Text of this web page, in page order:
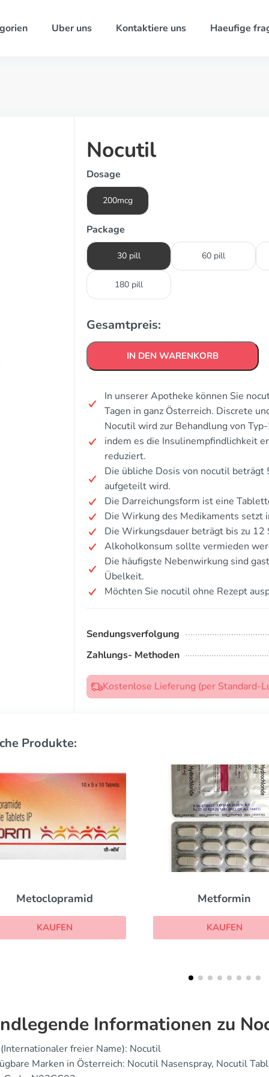
Uber uns Kontaktiere uns Haeufige
Nocutil
Dosage
200mcg
Package
30 pill 60 pill
180 pill
Gesamtpreis:
IN DEN WARENKORB
In unserer Apotheke können Sie
Tagen in ganz Österreich. Discrete
Nocutil wird zur Behandlung von
indem es die Insulinempfindlichkeit
reduziert.
Die übliche Dosis von nocutil
aufgeteilt wird.
Die Darreichungsform ist eine
Die Wirkung des Medikaments setzt
Die Wirkungsdauer beträgt bis zu 12
Alkoholkonsum sollte vermieden
Die häufigste Nebenwirkung sind
Übelkeit.
Möchten Sie nocutil ohne Rezept
Sendungsverfolgung
Zahlungs- Methoden
Kostenlose Lieferung (per
Produkte:
Metformin
KAUFEN
Semaglutid
KAUFEN
Informationen zu
freier Name): Nocutil
Marken in Österreich: Nocutil Nasenspray, Nocutil